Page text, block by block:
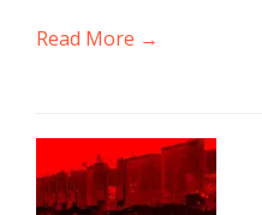
Read More →